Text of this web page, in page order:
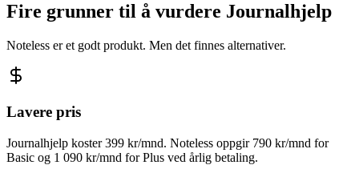
Fire grunner til å vurdere Journalhjelp
Noteless er et godt produkt. Men det finnes alternativer.
Lavere pris
Journalhjelp koster 399 kr/mnd. Noteless oppgir 790 kr/mnd for
Basic og 1 090 kr/mnd for Plus ved årlig betaling.